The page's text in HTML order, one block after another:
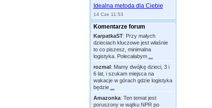
Idealna metoda dla Ciebie
14 Cze 11:53
Komentarze forum
KarpatkaST: Przy małych
dzieciach kluczowe jest właśnie
to co piszesz, minimalna
logistyka. Polecałabym
rozmal: Mamy dwójkę dzieci, 3 i
6 lat, i szukam miejsca na
wakacje w górach gdzie logistyka
będzie
Amazonka: Ten temat jest
poruszony w wątku NPR po